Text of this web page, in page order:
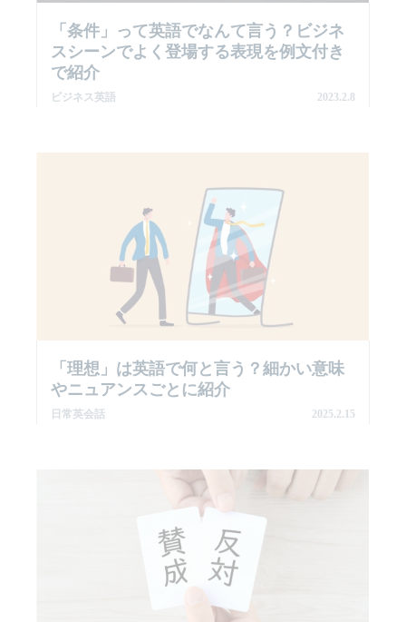
「条件」って英語でなんて言う？ビジネ
スシーンでよく登場する表現を例文付き
で紹介
ビジネス英語 2023.2.8
「理想」は英語で何と言う？細かい意味
やニュアンスごとに紹介
日常英会話 2025.2.15